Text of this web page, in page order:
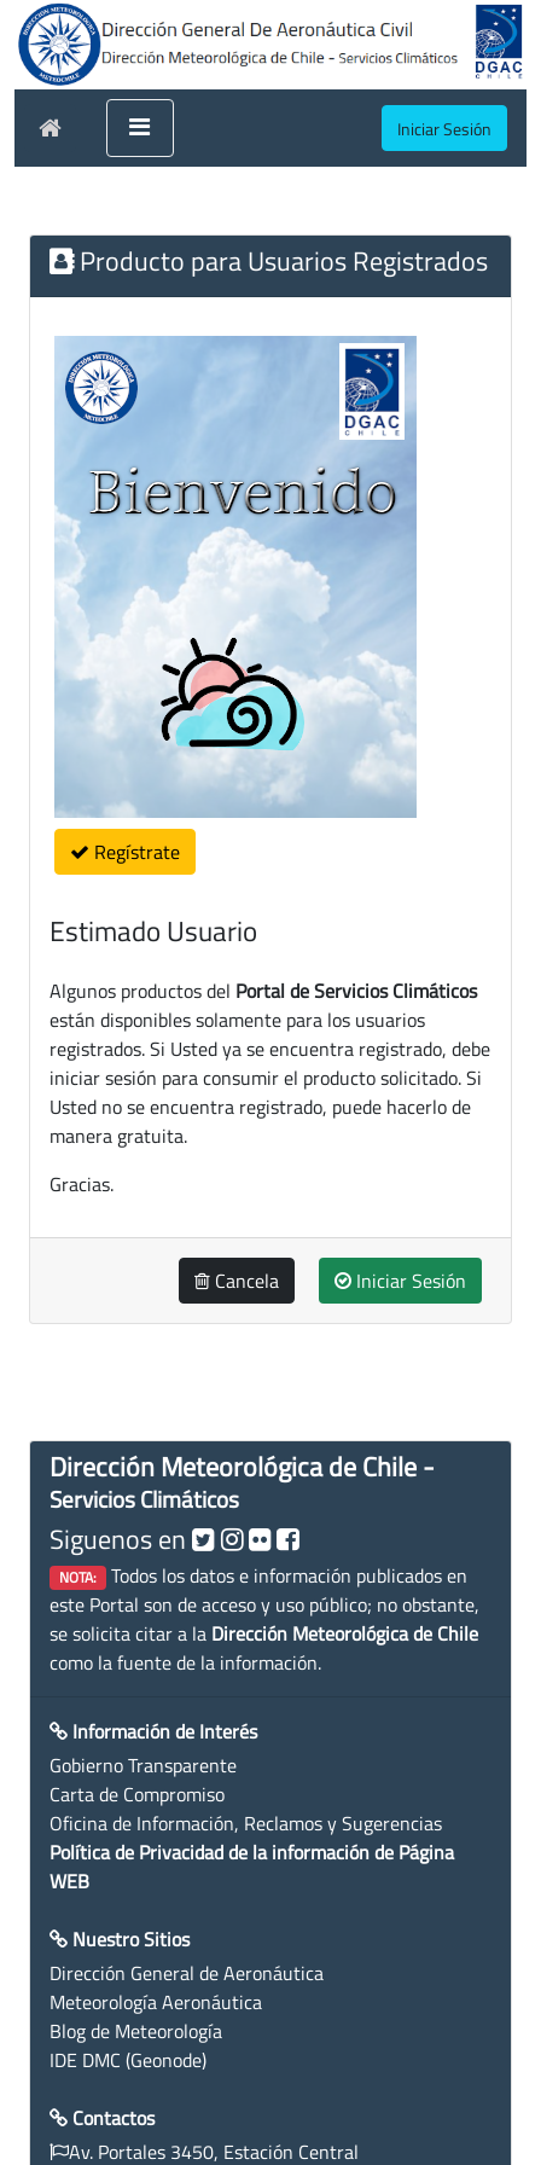
Iniciar Sesión
Producto para Usuarios Registrados
Regístrate
Estimado Usuario
Algunos productos del Portal de Servicios Climáticos
están disponibles solamente para los usuarios
registrados. Si Usted ya se encuentra registrado, debe
iniciar sesión para consumir el producto solicitado. Si
Usted no se encuentra registrado, puede hacerlo de
manera gratuita.
Gracias.
Cancela Iniciar Sesión
Dirección Meteorológica de Chile -
Servicios Climáticos
Siguenos en
NOTA: Todos los datos e información publicados en
este Portal son de acceso y uso público; no obstante,
se solicita citar a la Dirección Meteorológica de Chile
como la fuente de la información.
Información de Interés
Gobierno Transparente
Carta de Compromiso
Oficina de Información, Reclamos y Sugerencias
Política de Privacidad de la información de Página
WEB
Nuestro Sitios
Dirección General de Aeronáutica
Meteorología Aeronáutica
Blog de Meteorología
IDE DMC (Geonode)
Contactos
Av. Portales 3450, Estación Central